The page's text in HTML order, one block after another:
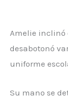
Amelie inclinó
desabotonó
uniforme
Su mano se